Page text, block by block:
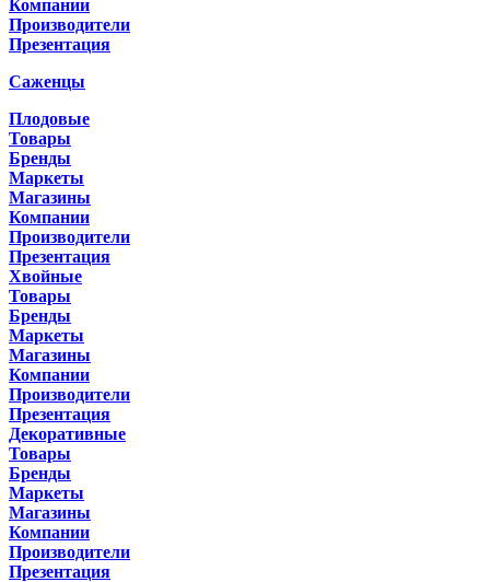
Компании
Производители
Презентация
Саженцы
Плодовые
Товары
Бренды
Маркеты
Магазины
Компании
Производители
Презентация
Хвойные
Товары
Бренды
Маркеты
Магазины
Компании
Производители
Презентация
Декоративные
Товары
Бренды
Маркеты
Магазины
Компании
Производители
Презентация